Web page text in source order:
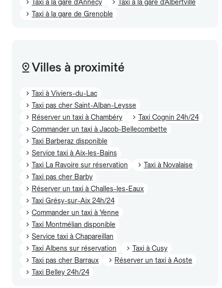
Taxi à la gare d'Annecy
Taxi à la gare d'Albertville
Taxi à la gare de Grenoble
Villes à proximité
Taxi à Viviers-du-Lac
Taxi pas cher Saint-Alban-Leysse
Réserver un taxi à Chambéry
Taxi Cognin 24h/24
Commander un taxi à Jacob-Bellecombette
Taxi Barberaz disponible
Service taxi à Aix-les-Bains
Taxi La Ravoire sur réservation
Taxi à Novalaise
Taxi pas cher Barby
Réserver un taxi à Challes-les-Eaux
Taxi Grésy-sur-Aix 24h/24
Commander un taxi à Yenne
Taxi Montmélian disponible
Service taxi à Chapareillan
Taxi Albens sur réservation
Taxi à Cusy
Taxi pas cher Barraux
Réserver un taxi à Aoste
Taxi Belley 24h/24